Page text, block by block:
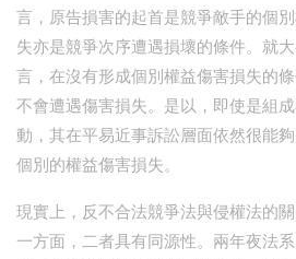
言，原告損害的起首是競爭敵手的個
失亦是競爭次序遭遇損壞的條件。就
言，在沒有形成個別權益傷害損失的
不會遭遇傷害損失。是以，即使是組
動，其在平易近事訴訟層面依然很能
個別的權益傷害損失。
現實上，反不合法競爭法與侵權法的
一方面，二者具有同源性。兩年夜法